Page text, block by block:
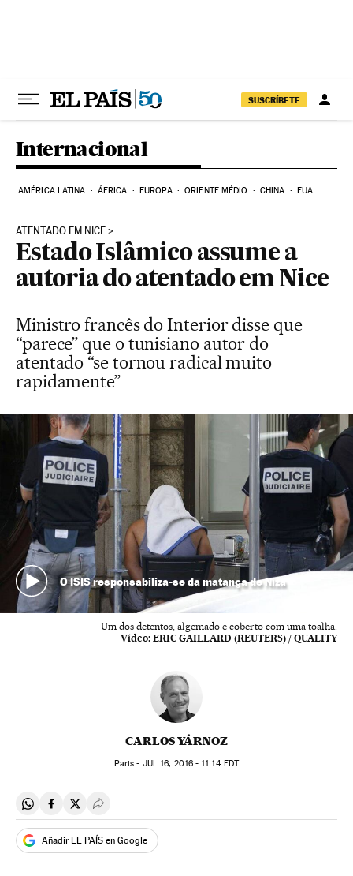
SUSCRÍBETE
Internacional
AMÉRICA LATINA ÁFRICA EUROPA ORIENTE MÉDIO CHINA EUA
ATENTADO EM NICE
Estado Islâmico assume a
autoria do atentado em Nice
Ministro francês do Interior disse que
“parece” que o tunisiano autor do
atentado “se tornou radical muito
rapidamente”
O ISIS responsabiliza-se da matança de Niza
Um dos detentos, algemado e coberto com uma toalha.
Vídeo: ERIC GAILLARD (REUTERS) / QUALITY
CARLOS YÁRNOZ
Paris - JUL 16, 2016 - 11:14EDT
Compartir en Whatsapp
Compartir en Facebook
Compartir en Twitter
Desplegar Redes Sociales
Añadir EL PAÍS en Google